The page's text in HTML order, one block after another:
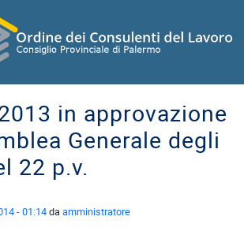
in approvazione
Generale degli
22 p.v.
- 01:14daamministratore